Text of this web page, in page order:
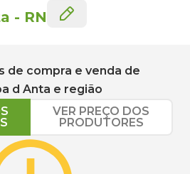
- RN
de compra e venda de
d Anta e região
VER PREÇO DOS
PRODUTORES